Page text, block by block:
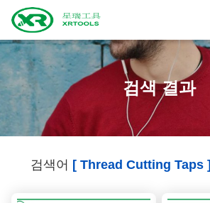
검색 결과
검색어 [ Thread Cutting Taps ]